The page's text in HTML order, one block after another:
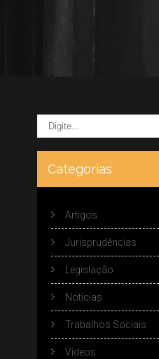
Categorias
Artigos
Jurisprudências
Legislação
Notícias
Trabalhos Sociais
Vídeos